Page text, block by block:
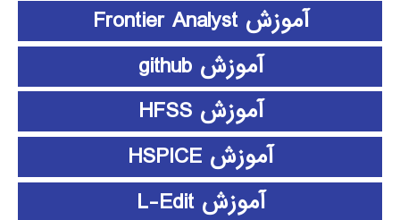
آموزش Frontier Analyst
آموزش github
آموزش HFSS
آموزش HSPICE
آموزش L-Edit